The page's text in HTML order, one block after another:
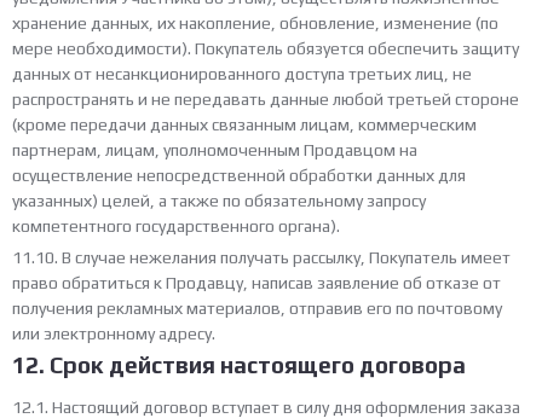
хранение данных, их накопление, обновление, изменение (по
мере необходимости). Покупатель обязуется обеспечить защиту
данных от несанкционированного доступа третьих лиц, не
распространять и не передавать данные любой третьей стороне
(кроме передачи данных связанным лицам, коммерческим
партнерам, лицам, уполномоченным Продавцом на
осуществление непосредственной обработки данных для
указанных) целей, а также по обязательному запросу
компетентного государственного органа).
11.10. В случае нежелания получать рассылку, Покупатель имеет
право обратиться к Продавцу, написав заявление об отказе от
получения рекламных материалов, отправив его по почтовому
или электронному адресу.
12. Срок действия настоящего договора
12.1. Настоящий договор вступает в силу дня оформления заказа